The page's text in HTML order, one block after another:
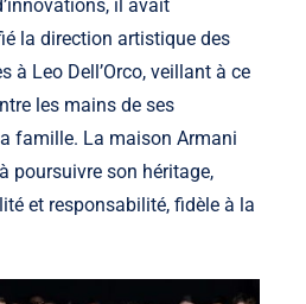
il avait
la direction artistique des
à Leo Dell’Orco, veillant à ce
les mains de ses
famille. La maison Armani
poursuivre son héritage,
et responsabilité, fidèle à la